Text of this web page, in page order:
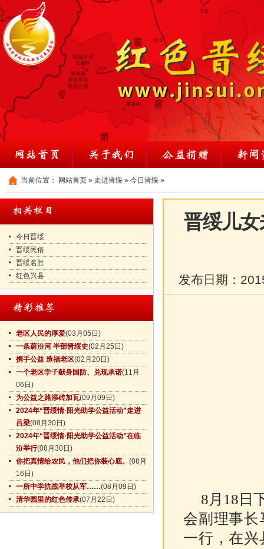
当前位置： 网站首页 » 走进晋绥 » 今日晋绥 »
今日晋绥
晋绥民俗
晋绥名胜
红色兴县
老区人民的厚爱(03月05日)
一条蔚汾河 半部晋绥史(02月25日)
携手公益 造福老区(02月20日)
一个老区学子献身国防、兑现承诺(11月
06日)
为公益之路添砖加瓦(09月09日)
2024年“晋绥情·阳光助学公益活动”走进
吕梁(08月30日)
2024年“晋绥情·阳光助学公益活动”在临
汾举行(08月30日)
你把真情给农民，他们把你装心底。 (08月
16日)
一所中学抗战举校从军……(08月09日)
清华园里的红色传承(07月22日)
晋绥儿
发布日期：
8月18日
会副理事长
一行，在